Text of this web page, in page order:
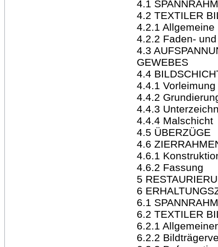
4.1
4.2 TEXTILER
4.2.1
4.2.2 Faden-
4.3
GEWEBES
4.4
4.4.1 Vorleimung
4.4.2
4.4.3
4.4.4 Malschicht
4.5 ÜBERZÜGE
4.6
4.6.1
4.6.2 Fassung
5
6
6.1
6.2 TEXTILER
6.2.1
6.2.2